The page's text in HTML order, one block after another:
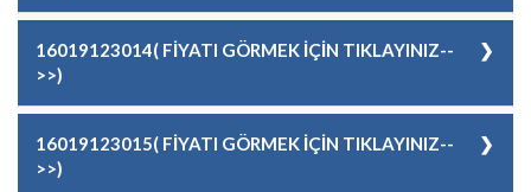
10,5 kW
FİYAT
16019123014( FİYATI GÖRMEK İÇİN TIKLAYINIZ--
>>)
21 kW
FİYAT
16019123015( FİYATI GÖRMEK İÇİN TIKLAYINIZ--
>>)